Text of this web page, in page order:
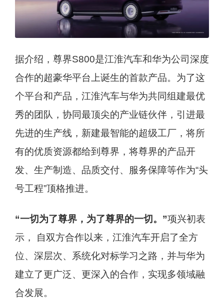
据介绍，尊界S800是江淮汽车和华为公司深度
合作的超豪华平台上诞生的首款产品。为了这
个平台和产品，江淮汽车与华为共同组建最优
秀的团队，协同最顶尖的产业链伙伴，引进最
先进的生产线，新建最智能的超级工厂，将所
有的优质资源都给到尊界，将尊界的产品开
发、生产制造、品质交付、服务保障等作为“头
号工程”顶格推进。
“一切为了尊界，为了尊界的一切。”项兴初表
示， 自双方合作以来，江淮汽车开启了全方
位、深层次、系统化对标学习之路，并与华为
建立了更广泛、更深入的合作，实现多领域融
合发展。